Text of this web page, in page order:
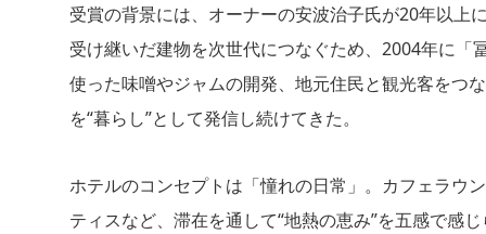
受賞の背景には、オーナーの安波治子氏が20年以上
受け継いだ建物を次世代につなぐため、2004年に
使った味噌やジャムの開発、地元住民と観光客をつ
を“暮らし”として発信し続けてきた。
ホテルのコンセプトは「憧れの日常」。カフェラウ
ティスなど、滞在を通して“地熱の恵み”を五感で感